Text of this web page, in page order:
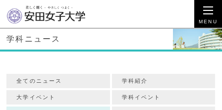
学科ニュース
全てのニュース 学科紹介
大学イベント 学科イベント